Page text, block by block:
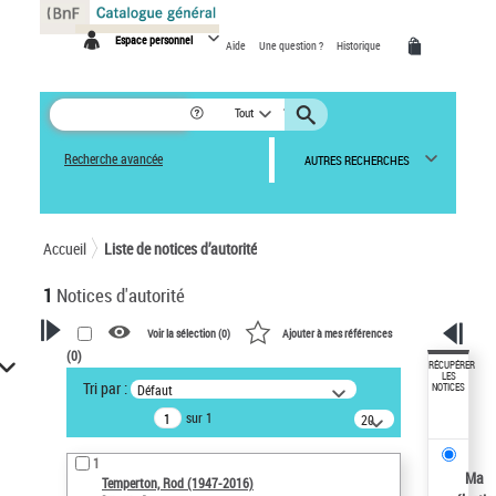
Espace personnel Aide Une question ? Historique
Tout
Recherche avancée AUTRES RECHERCHES
Accueil Liste de notices d’autorité
1 Notices d'autorité
VOTRE RECHERCHE
Recherche avancée dans les
notices d’autorité
Œuvres liées à l'auteur :
Temperton, Rod (1947-2016)
Voir la sélection (0) Ajouter à mes références
(0)
Tri par : Défaut
sur 1
20
résultats/page
1
Temperton, Rod (1947-2016)
RÉCUPÉRER
LES
NOTICES
Ma
Panneau de gestion des cookies